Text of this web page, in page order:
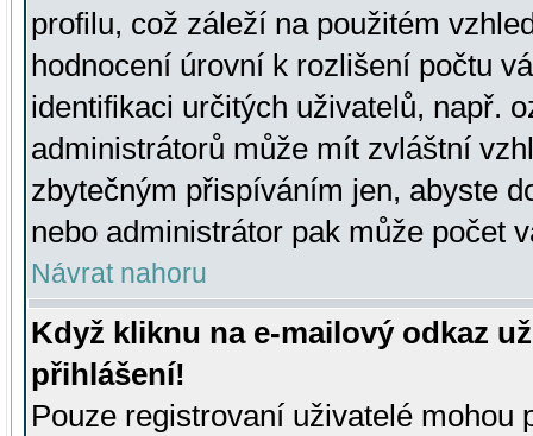
profilu, což záleží na použitém
hodnocení úrovní k rozlišení počtu
identifikaci určitých uživatelů, např.
administrátorů může mít zvláštní
zbytečným přispíváním jen, abyste
nebo administrátor pak může počet
Návrat nahoru
Když kliknu na e-mailový odkaz
přihlášení!
Pouze registrovaní uživatelé mohou